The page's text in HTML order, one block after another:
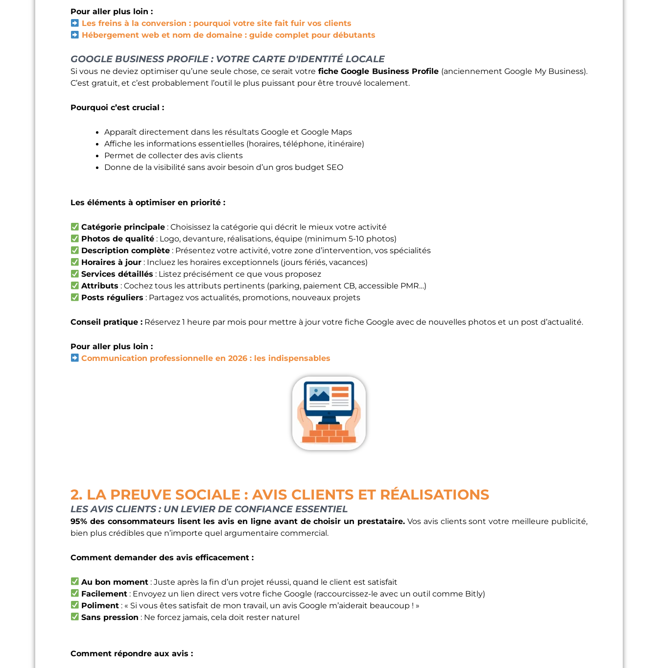
Pour aller plus loin :
Les freins à la conversion : pourquoi votre site fait fuir vos clients
Hébergement web et nom de domaine : guide complet pour débutants
GOOGLE BUSINESS PROFILE : VOTRE CARTE D'IDENTITÉ LOCALE
Si vous ne deviez optimiser qu’une seule chose, ce serait votre fiche Google Business Profile (anciennement Google My Business).
C’est gratuit, et c’est probablement l’outil le plus puissant pour être trouvé localement.
Pourquoi c’est crucial :
Apparaît directement dans les résultats Google et Google Maps
Affiche les informations essentielles (horaires, téléphone, itinéraire)
Permet de collecter des avis clients
Donne de la visibilité sans avoir besoin d’un gros budget SEO
Les éléments à optimiser en priorité :
Catégorie principale : Choisissez la catégorie qui décrit le mieux votre activité
Photos de qualité : Logo, devanture, réalisations, équipe (minimum 5-10 photos)
Description complète : Présentez votre activité, votre zone d’intervention, vos spécialités
Horaires à jour : Incluez les horaires exceptionnels (jours fériés, vacances)
Services détaillés : Listez précisément ce que vous proposez
Attributs : Cochez tous les attributs pertinents (parking, paiement CB, accessible PMR…)
Posts réguliers : Partagez vos actualités, promotions, nouveaux projets
Conseil pratique : Réservez 1 heure par mois pour mettre à jour votre fiche Google avec de nouvelles photos et un post d’actualité.
Pour aller plus loin :
Communication professionnelle en 2026 : les indispensables
2. LA PREUVE SOCIALE : AVIS CLIENTS ET RÉALISATIONS
LES AVIS CLIENTS : UN LEVIER DE CONFIANCE ESSENTIEL
95% des consommateurs lisent les avis en ligne avant de choisir un prestataire. Vos avis clients sont votre meilleure publicité,
bien plus crédibles que n’importe quel argumentaire commercial.
Comment demander des avis efficacement :
Au bon moment : Juste après la fin d’un projet réussi, quand le client est satisfait
Facilement : Envoyez un lien direct vers votre fiche Google (raccourcissez-le avec un outil comme Bitly)
Poliment : « Si vous êtes satisfait de mon travail, un avis Google m’aiderait beaucoup ! »
Sans pression : Ne forcez jamais, cela doit rester naturel
Comment répondre aux avis :